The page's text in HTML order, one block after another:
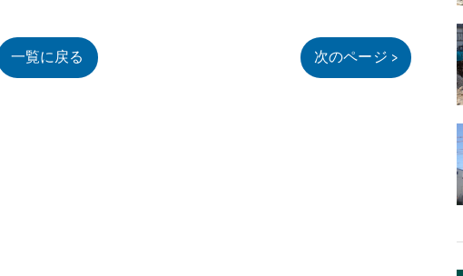
一覧に戻る 次のページ >